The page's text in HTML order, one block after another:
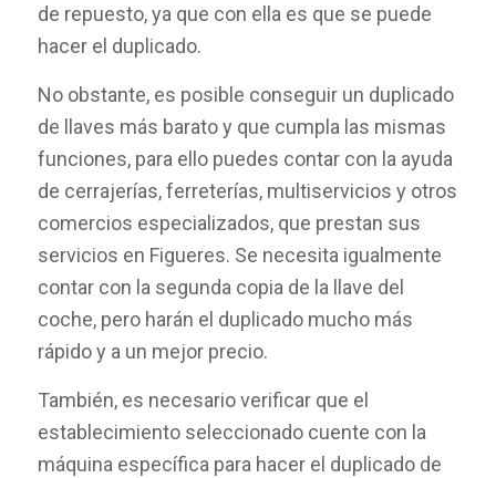
de repuesto, ya que con ella es que se puede
hacer el duplicado.
No obstante, es posible conseguir un duplicado
de llaves más barato y que cumpla las mismas
funciones, para ello puedes contar con la ayuda
de cerrajerías, ferreterías, multiservicios y otros
comercios especializados, que prestan sus
servicios en Figueres. Se necesita igualmente
contar con la segunda copia de la llave del
coche, pero harán el duplicado mucho más
rápido y a un mejor precio.
También, es necesario verificar que el
establecimiento seleccionado cuente con la
máquina específica para hacer el duplicado de